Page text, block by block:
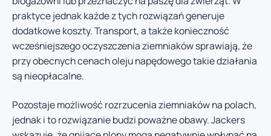
praktyce jednak każde z tych rozwiązań generuje
dodatkowe koszty. Transport, a także konieczność
wcześniejszego oczyszczenia ziemniaków sprawiają, że
przy obecnych cenach oleju napędowego takie działania
są nieopłacalne.
Pozostaje możliwość rozrzucenia ziemniaków na polach,
jednak i to rozwiązanie budzi poważne obawy. Jackers